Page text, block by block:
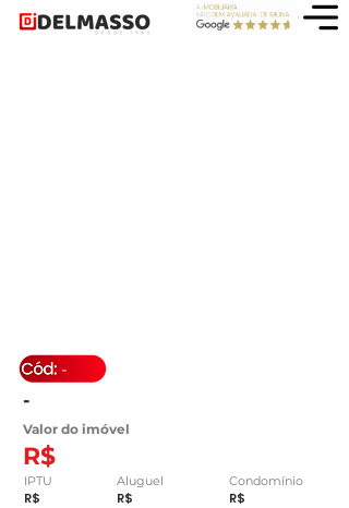
-
Valor do imóvel
R$
-
IPTU
R$
Aluguel Condomínio
R$ R$